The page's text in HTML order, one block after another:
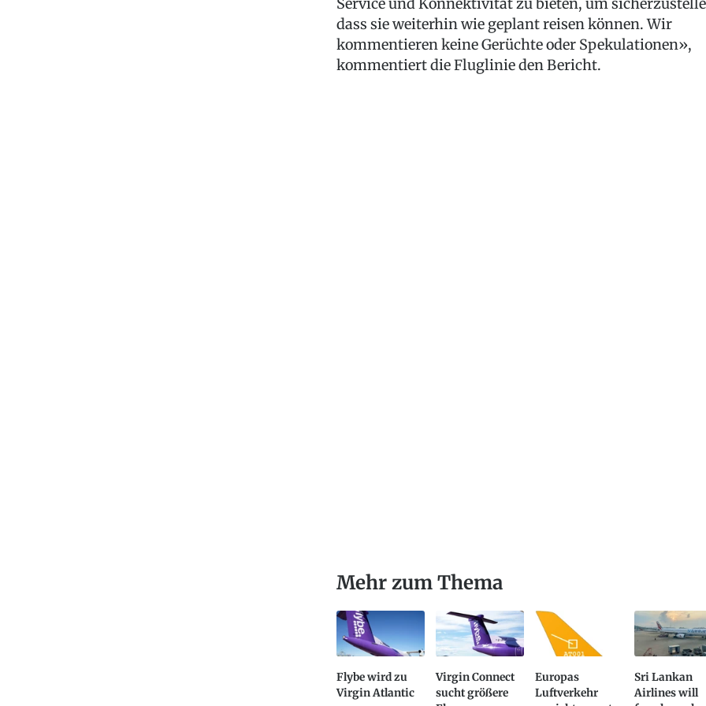
Service und Konnektivität zu bieten, um
dass sie weiterhin wie geplant reisen können. Wir
kommentieren keine Gerüchte oder Spekulationen»,
kommentiert die Fluglinie den Bericht.
Mehr zum Thema
Flybe wird zu
Virgin Atlantic
Virgin Connect
sucht größere
Europas
Luftverkehr
Sri Lankan
Airlines will